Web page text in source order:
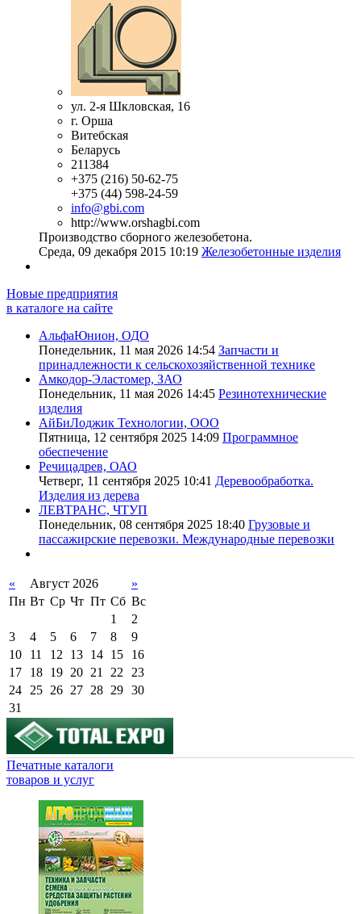
ул. 2-я Шкловская, 16
г. Орша
Витебская
Беларусь
211384
+375 (216) 50-62-75
+375 (44) 598-24-59
info@gbi.com
http://www.orshagbi.com
Производство сборного железобетона.
Среда, 09 декабря 2015 10:19 Железобетонные изделия
Новые предприятия
в каталоге на сайте
АльфаЮнион, ОДО
Понедельник, 11 мая 2026 14:54 Запчасти и
принадлежности к сельскохозяйственной технике
Амкодор-Эластомер, ЗАО
Понедельник, 11 мая 2026 14:45 Резинотехнические
изделия
АйБиЛоджик Технологии, ООО
Пятница, 12 сентября 2025 14:09 Программное
обеспечение
Речицадрев, ОАО
Четверг, 11 сентября 2025 10:41 Деревообработка.
Изделия из дерева
ЛЕВТРАНС, ЧТУП
Понедельник, 08 сентября 2025 18:40 Грузовые и
пассажирские перевозки. Международные перевозки
« Август 2026
»
Пн Вт Ср Чт Пт Сб Вс
1
2
3
4 5 6 7 8
9
10
11 12 13 14 15
16
17
18 19 20 21 22
23
24
25 26 27 28 29 30
31
Печатные каталоги
товаров и услуг